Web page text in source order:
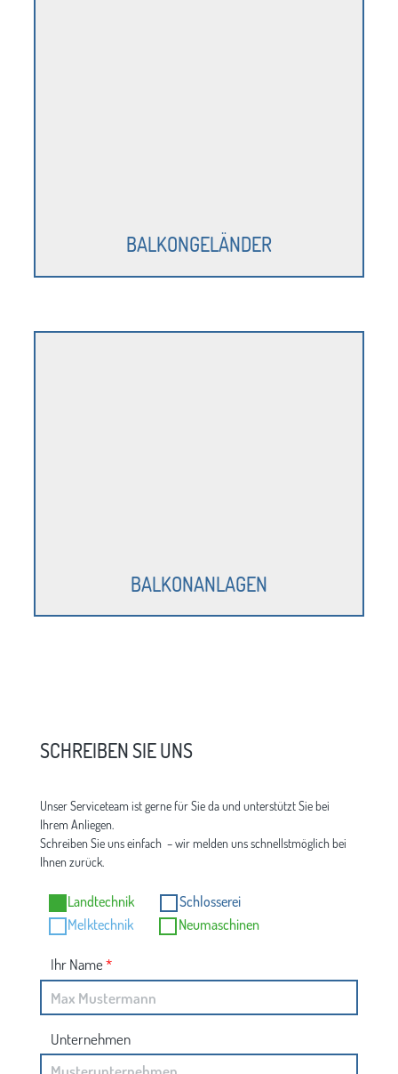
BALKONGELÄNDER
BALKONANLAGEN
SCHREIBEN SIE UNS
Unser Serviceteam ist gerne für Sie da und unterstützt Sie bei
Ihrem Anliegen.
Schreiben Sie uns einfach – wir melden uns schnellstmöglich bei
Ihnen zurück.
Landtechnik
Schlosserei
Melktechnik
Neumaschinen
Ihr Name*
Unternehmen